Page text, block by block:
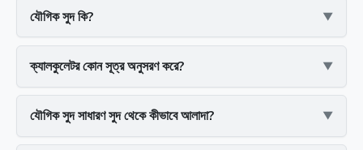
যৌগিক সুদ কি?
ক্যালকুলেটর কোন সূত্র অনুসরণ করে?
যৌগিক সুদ সাধারণ সুদ থেকে কীভাবে আলাদা?